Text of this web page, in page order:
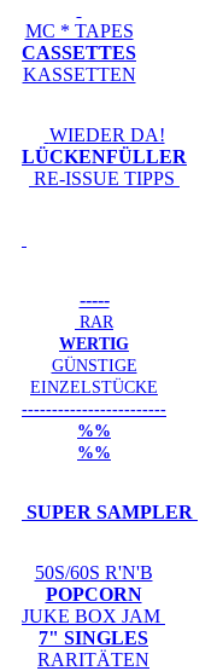
MC * TAPES
CASSETTES
KASSETTEN
WIEDER DA!
LÜCKENFÜLLER
RE-ISSUE TIPPS
-----
RAR
WERTIG
GÜNSTIGE
EINZELSTÜCKE
------------------------
%%
%%
SUPER SAMPLER
50S/60S R'N'B
POPCORN
JUKE BOX JAM
7" SINGLES
RARITÄTEN